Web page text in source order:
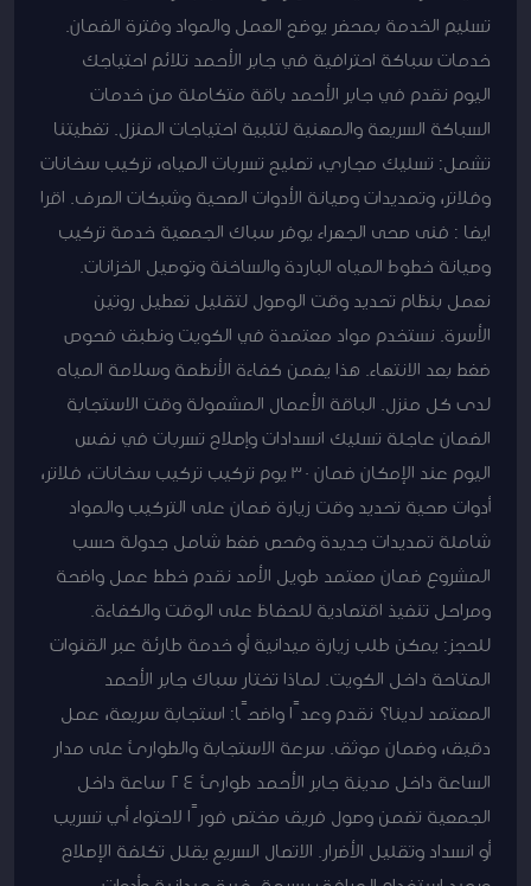
تسليم الخدمة بمحضر يوضح العمل والمواد وفترة الضمان.
خدمات سباكة احترافية في جابر الأحمد تلائم احتياجك
اليوم نقدم في جابر الأحمد باقة متكاملة من خدمات
السباكة السريعة والمهنية لتلبية احتياجات المنزل. تغطيتنا
تشمل: تسليك مجاري، تصليح تسربات المياه، تركيب سخانات
وفلاتر، وتمديدات وصيانة الأدوات الصحية وشبكات الصرف. اقرا
ايضا : فنى صحى الجهراء يوفر سباك الجمعية خدمة تركيب
وصيانة خطوط المياه الباردة والساخنة وتوصيل الخزانات.
نعمل بنظام تحديد وقت الوصول لتقليل تعطيل روتين
الأسرة. نستخدم مواد معتمدة في الكويت ونطبق فحوص
ضغط بعد الانتهاء. هذا يضمن كفاءة الأنظمة وسلامة المياه
لدى كل منزل. الباقة الأعمال المشمولة وقت الاستجابة
الضمان عاجلة تسليك انسدادات وإصلاح تسربات في نفس
اليوم عند الإمكان ضمان 30 يوم تركيب تركيب سخانات، فلاتر،
أدوات صحية تحديد وقت زيارة ضمان على التركيب والمواد
شاملة تمديدات جديدة وفحص ضغط شامل جدولة حسب
المشروع ضمان معتمد طويل الأمد نقدم خطط عمل واضحة
ومراحل تنفيذ اقتصادية للحفاظ على الوقت والكفاءة.
للحجز: يمكن طلب زيارة ميدانية أو خدمة طارئة عبر القنوات
المتاحة داخل الكويت. لماذا تختار سباك جابر الأحمد
المعتمد لدينا؟ نقدم وعدًا واضحًا: استجابة سريعة، عمل
دقيق، وضمان موثق. سرعة الاستجابة والطوارئ على مدار
الساعة داخل مدينة جابر الأحمد طوارئ 24 ساعة داخل
الجمعية تضمن وصول فريق مختص فورًا لاحتواء أي تسريب
أو انسداد وتقليل الأضرار. الاتصال السريع يقلل تكلفة الإصلاح